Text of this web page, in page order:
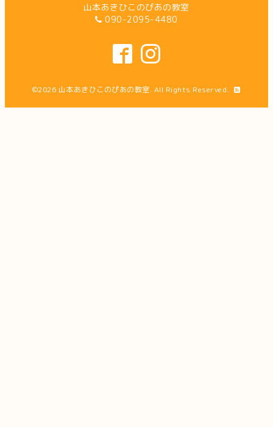
山本あきひこのぴあの教室
090-2095-4480
©2026 山本あきひこのぴあの教室. All Rights Reserved.